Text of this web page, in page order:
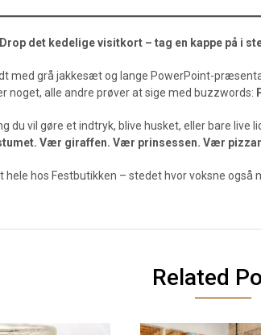
det kedelige visitkort – tag en kappe på i
med grå jakkesæt og lange PowerPoint-
noget, alle andre prøver at sige med buzzwords:
du vil gøre et indtryk, blive husket, eller bare live
Vær giraffen. Vær prinsessen. Vær
hele hos Festbutikken – stedet hvor voksne også
Related